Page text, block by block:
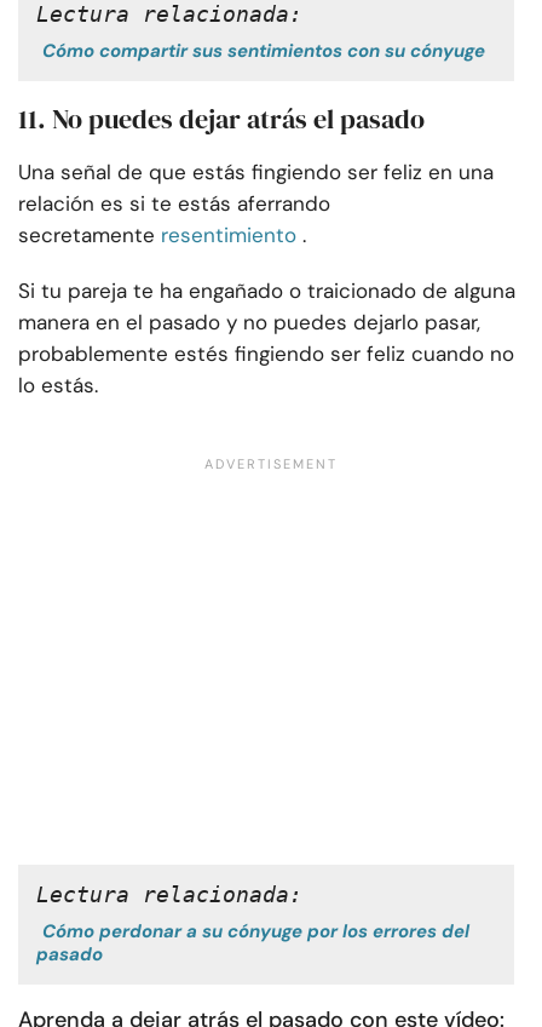
Lectura relacionada:
Cómo compartir sus sentimientos con su cónyuge
11. No puedes dejar atrás el pasado
Una señal de que estás fingiendo ser feliz en una
relación es si te estás aferrando
secretamente resentimiento .
Si tu pareja te ha engañado o traicionado de alguna
manera en el pasado y no puedes dejarlo pasar,
probablemente estés fingiendo ser feliz cuando no
lo estás.
Lectura relacionada:
Cómo perdonar a su cónyuge por los errores del
pasado
Aprenda a dejar atrás el pasado con este vídeo: